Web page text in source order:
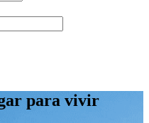
para vivir